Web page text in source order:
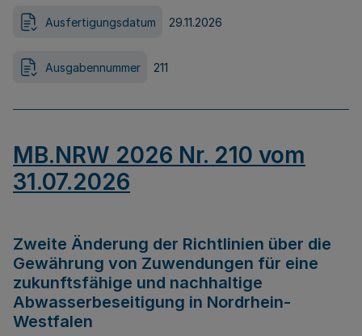
Ausfertigungsdatum 29.11.2026
Ausgabennummer 211
MB.NRW 2026 Nr. 210 vom
31.07.2026
Zweite Änderung der Richtlinien über die
Gewährung von Zuwendungen für eine
zukunftsfähige und nachhaltige
Abwasserbeseitigung in Nordrhein-
Westfalen